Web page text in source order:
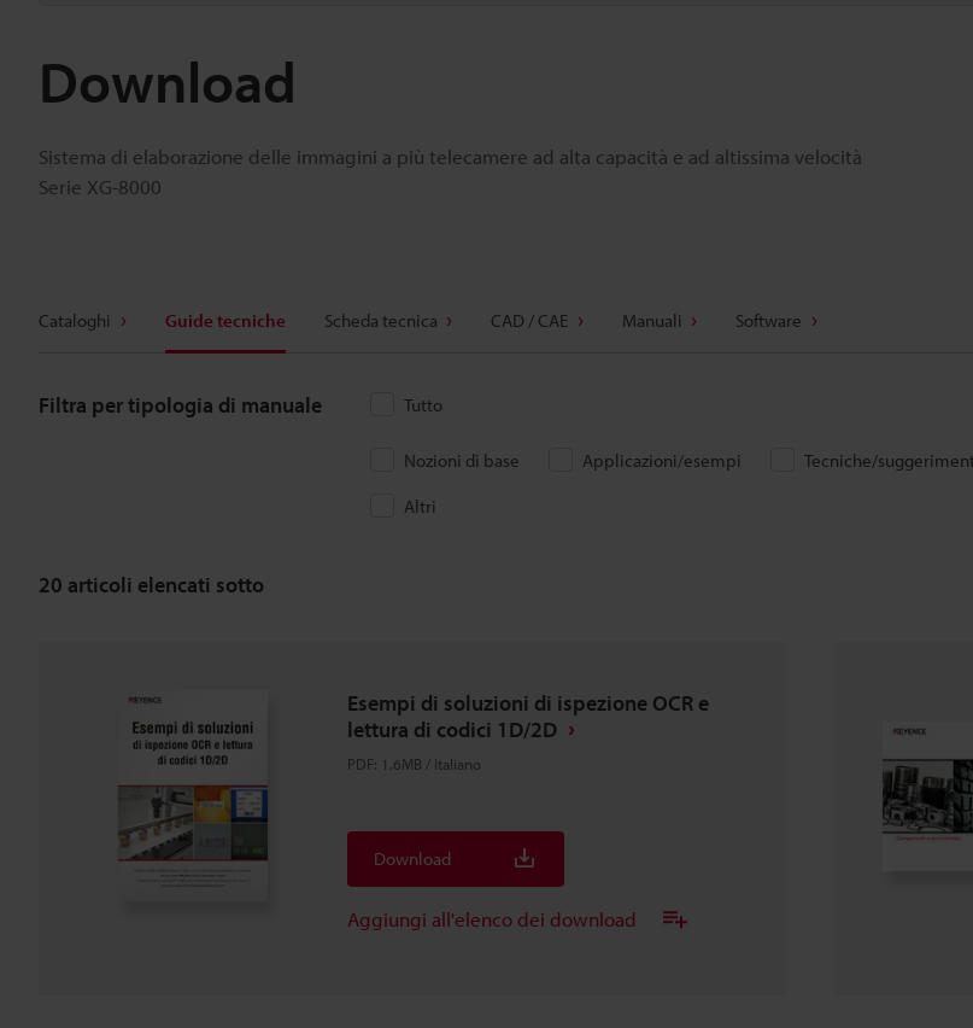
Download
Sistema di elaborazione delle immagini a più telecamere ad alta capacità e ad altissima velocità
Serie XG-8000
Cataloghi Guide tecniche Scheda tecnica CAD / CAE Manuali Software
Filtra per tipologia di manuale Tutto
Nozioni di base Applicazioni/esempi Tecniche/
Altri
20 articoli elencati sotto
Esempi di soluzioni di ispezione OCR e
lettura di codici 1D/2D
PDF: 1.6MB / Italiano
Download
Aggiungi all'elenco dei download